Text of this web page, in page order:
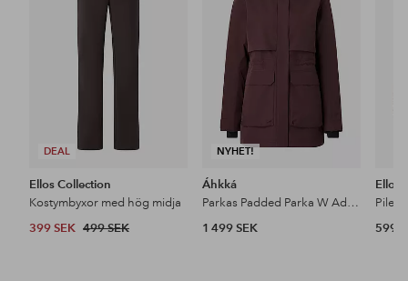
DEAL
Ellos Collection
Kostymbyxor med hög midja
399 SEK 499 SEK
NYHET!
favoriter
Áhkká
Parkas Padded Parka W Adjustable Waist
1 499 SEK
Ellos
599